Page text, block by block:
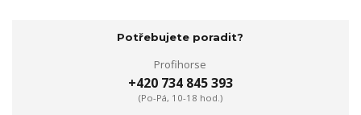
Potřebujete poradit?
Profihorse
+420 734 845 393
(Po-Pá, 10-18 hod.)